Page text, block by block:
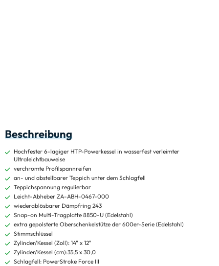
Beschreibung
Hochfester 6-lagiger HTP-Powerkessel in wasserfest verleimter
Ultraleichtbauweise
verchromte Profilspannreifen
an- und abstellbarer Teppich unter dem Schlagfell
Teppichspannung regulierbar
Leicht-Abheber ZA-ABH-0467-000
wiederablösbarer Dämpfring 243
Snap-on Multi-Tragplatte 8850-U (Edelstahl)
extra gepolsterte Oberschenkelstütze der 600er-Serie (Edelstahl)
Stimmschlüssel
Zylinder/Kessel (Zoll): 14" x 12"
Zylinder/Kessel (cm):35,5 x 30,0
Schlagfell: PowerStroke Force III